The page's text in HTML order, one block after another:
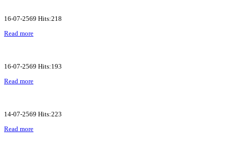
16-07-2569 Hits:218
Read more
16-07-2569 Hits:193
Read more
14-07-2569 Hits:223
Read more